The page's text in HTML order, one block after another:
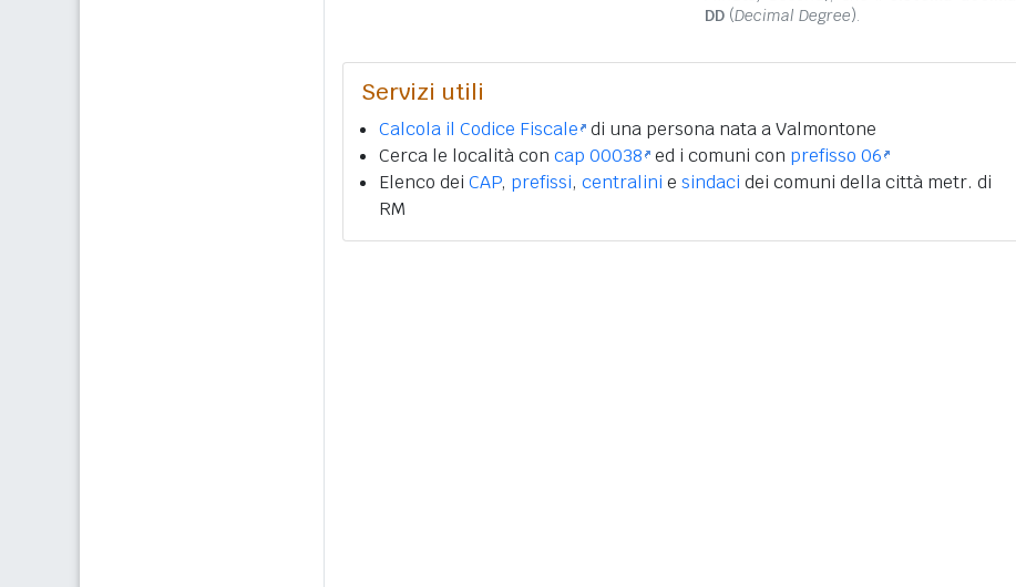
DD (Decimal Degree).
Servizi utili
Calcola il Codice Fiscale di una persona nata a Valmontone
Cerca le località con cap 00038 ed i comuni con prefisso 06
Elenco dei CAP, prefissi, centralini e sindaci dei comuni della città metr. di
RM